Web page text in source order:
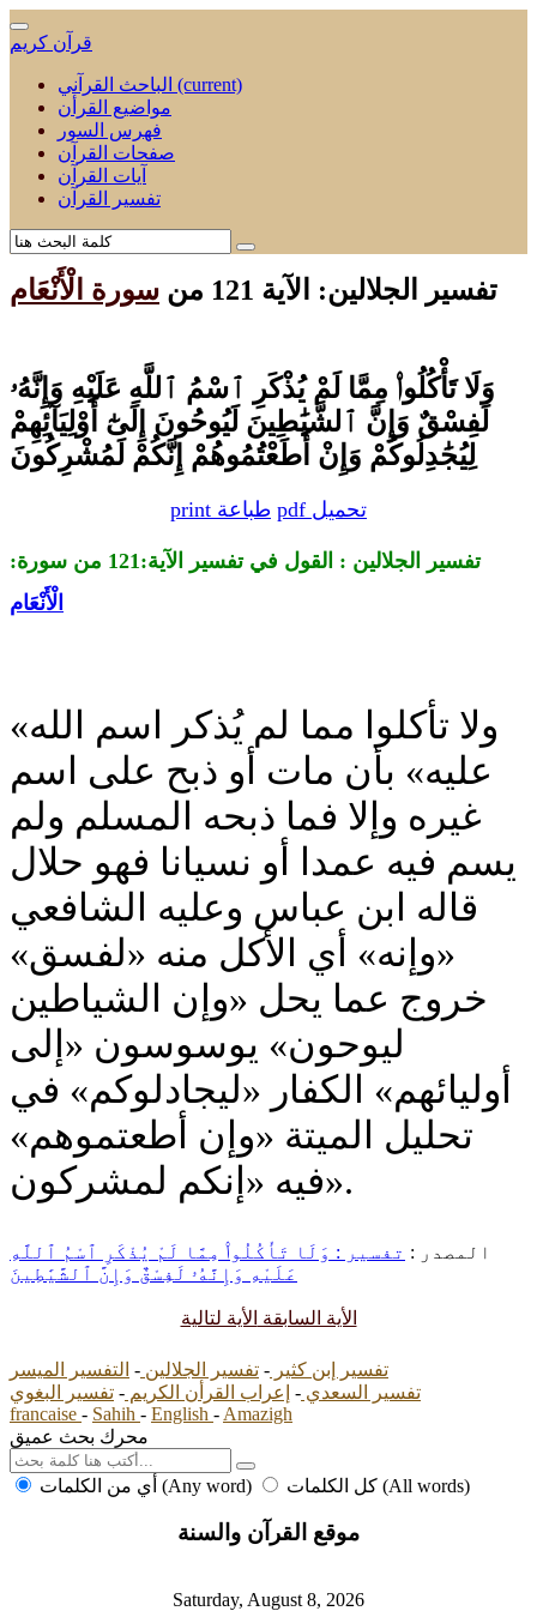
قرآن كريم
(current)
مواضيع القرأن
فهرس السور
صفحات القرآن
آيات القرآن
تفسير القرآن
تفسير الجلالين: الآية 121 من سورة الْأَنْعَام
وَلَا تَأْكُلُوا۟ مِمَّا لَمْ يُذْكَرِ ٱسْمُ ٱللَّهِ عَلَيْهِ وَإِنَّهُۥ
لَفِسْقٌ وَإِنَّ ٱلشَّيَٰطِينَ لَيُوحُونَ إِلَىٰٓ أَوْلِيَآئِهِمْ
لِيُجَٰدِلُوكُمْ وَإِنْ أَطَعْتُمُوهُمْ إِنَّكُمْ لَمُشْرِكُونَ
print طباعة pdf تحميل
تفسير الجلالين : القول في تفسير الآية:121 من
سورة:
الْأَنْعَام
«ولا تأكلوا مما لم يُذكر اسم الله
عليه» بأن مات أو ذبح على اسم
غيره وإلا فما ذبحه المسلم ولم
يسم فيه عمدا أو نسيانا فهو حلال
قاله ابن عباس وعليه الشافعي
«وإنه» أي الأكل منه «لفسق»
خروج عما يحل «وإن الشياطين
ليوحون» يوسوسون «إلى
أوليائهم» الكفار «ليجادلوكم» في
تحليل الميتة «وإن أطعتموهم»
فيه «إنكم لمشركون».
المصدر : تفسير : وَلَا تَأْكُلُوا۟ مِمَّا لَمْ يُذْكَرِ ٱسْمُ ٱللَّهِ
عَلَيْهِ وَإِنَّهُۥ لَفِسْقٌ وَإِنَّ ٱلشَّيَٰطِينَ
الأية السابقة الأية لتالية
تفسير إبن كثير - تفسير الجلالين - التفسير الميسر
تفسير السعدي - إعراب القرأن الكريم - تفسير البغوي
francaise - Sahih - English - Amazigh
محرك بحث عميق
أي من الكلمات (Any word) كل الكلمات (All words)
موقع القرآن والسنة
Saturday, August 8, 2026